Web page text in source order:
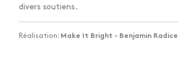
divers soutiens.
Réalisation: Make It Bright – Benjamin Radice